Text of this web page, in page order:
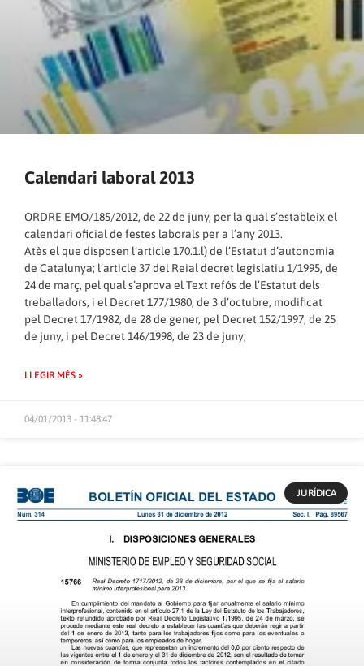
Calendari laboral 2013
ORDRE EMO/185/2012, de 22 de juny, per la qual s’estableix el
calendari oficial de festes laborals per a l’any 2013.
Atès el que disposen l’article 170.1.l) de l’Estatut d’autonomia
de Catalunya; l’article 37 del Reial decret legislatiu 1/1995, de
24 de març, pel qual s’aprova el Text refós de l’Estatut dels
treballadors, i el Decret 177/1980, de 3 d’octubre, modificat
pel Decret 17/1982, de 28 de gener, pel Decret 152/1997, de 25
de juny, i pel Decret 146/1998, de 23 de juny;
LLEGIR MÉS »
04/01/2013 - 11:48:47
JURÍDICA